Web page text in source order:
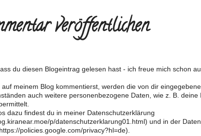
veröffentlichen
du diesen Blogeintrag gelesen hast - ich freue mich schon
auf meinem Blog kommentierst, werden die von dir
auch weitere personenbezogene Daten, wie z. B. deine
dazu findest du in meiner Datenschutzerklärung
p/datenschutzerklarung01.html) und in der
policies.google.com/privacy?hl=de).